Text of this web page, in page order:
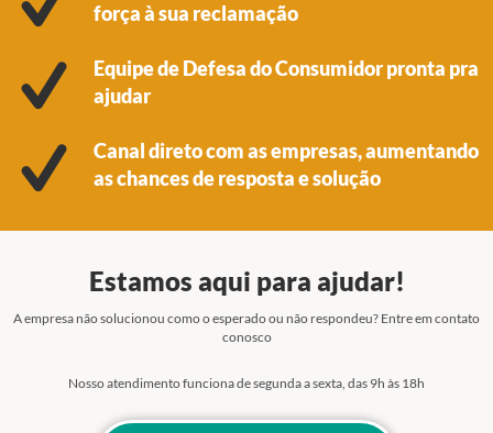
força à sua reclamação
Equipe de Defesa do Consumidor pronta pra
ajudar
Canal direto com as empresas, aumentando
as chances de resposta e solução
Estamos aqui para ajudar!
A empresa não solucionou como o esperado ou não respondeu? Entre em contato
conosco
Nosso atendimento funciona de segunda a sexta, das 9h às 18h